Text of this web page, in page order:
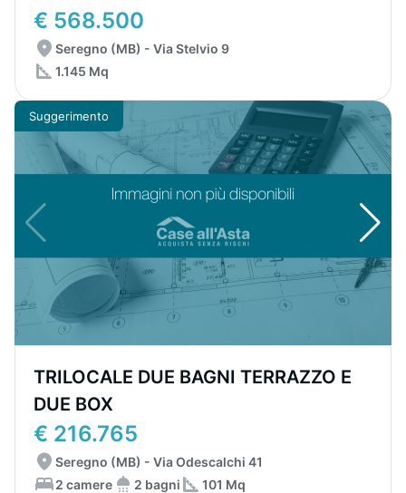
€ 568.500
Seregno (MB) - Via Stelvio 9
1.145 Mq
Suggerimento
TRILOCALE DUE BAGNI TERRAZZO E
DUE BOX
€ 216.765
Seregno (MB) - Via Odescalchi 41
2 camere
2 bagni 101 Mq